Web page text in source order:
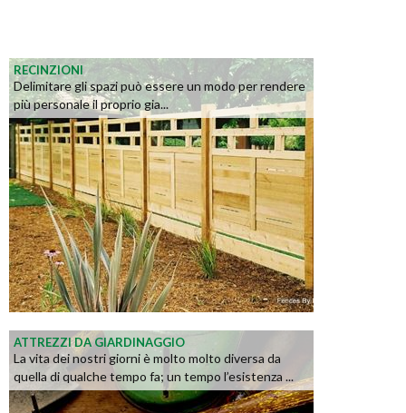
RECINZIONI
Delimitare gli spazi può essere un modo per rendere
più personale il proprio gia...
ATTREZZI DA GIARDINAGGIO
La vita dei nostri giorni è molto molto diversa da
quella di qualche tempo fa; un tempo l’esistenza ...